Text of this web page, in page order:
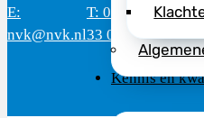
Kennis en
E:
nvk@nvk.nl
T: 088 - 282
33 06